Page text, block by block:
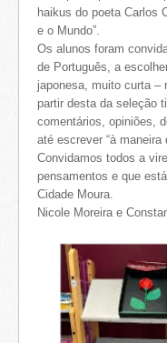
haikus do poeta Carlos
e o Mundo”.
Os alunos foram
de Português, a
japonesa, muito curta –
partir desta da seleção
comentários, opiniões,
até escrever “à maneira
Convidamos todos a
pensamentos e que
Cidade Moura.
Nicole Moreira e